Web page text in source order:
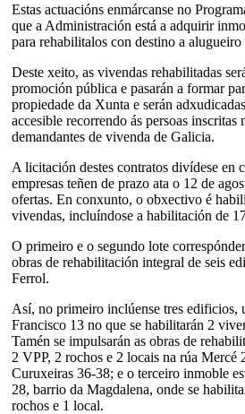
Estas actuacións enmárcanse no
que a Administración está a adquirir
para rehabilitalos con destino a alugueiro
Deste xeito, as vivendas rehabilitadas
promoción pública e pasarán a formar
propiedade da Xunta e serán
accesible recorrendo ás persoas inscritas
demandantes de vivenda de Galicia.
A licitación destes contratos divídese en
empresas teñen de prazo ata o 12 de
ofertas. En conxunto, o obxectivo é
vivendas, incluíndose a habilitación de
O primeiro e o segundo lote
obras de rehabilitación integral de seis
Ferrol.
Así, no primeiro inclúense tres edificios,
Francisco 13 no que se habilitarán 2
Tamén se impulsarán as obras de
2 VPP, 2 rochos e 2 locais na rúa Mercé
Curuxeiras 36-38; e o terceiro inmoble
28, barrio da Magdalena, onde se
rochos e 1 local.